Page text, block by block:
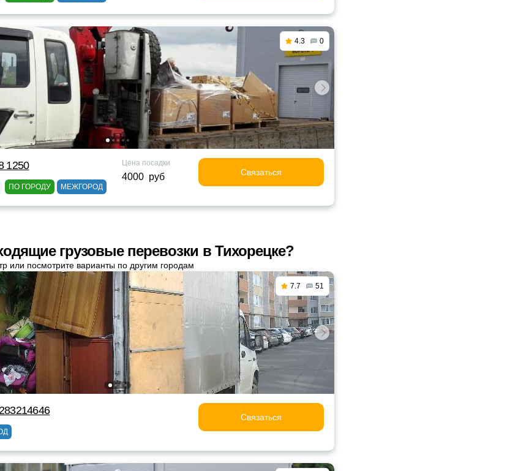
4.3 0
1250
ПО ГОРОДУ МЕЖГОРОД
Цена посадки
4000 руб Связаться
грузовые перевозки в Тихорецке?
или посмотрите варианты по другим городам
7.7 51
Связаться